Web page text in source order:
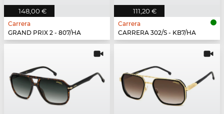
148,00 €
Carrera
GRAND PRIX 2 - 807/HA
111,20 €
Carrera
CARRERA 302/S - KB7/HA